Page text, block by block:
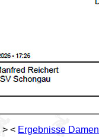
> < Ergebnisse Damen